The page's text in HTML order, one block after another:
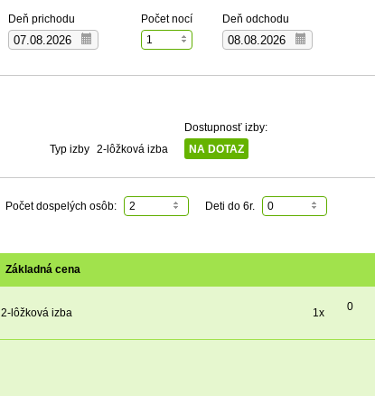
Deň prichodu
Počet nocí
1
Deň odchodu
Typ izby 2-lôžková izba
Dostupnosť izby:
NA DOTAZ
Počet dospelých osôb: 2 Deti do 6r. 0
Základná cena
2-lôžková izba 1x 0